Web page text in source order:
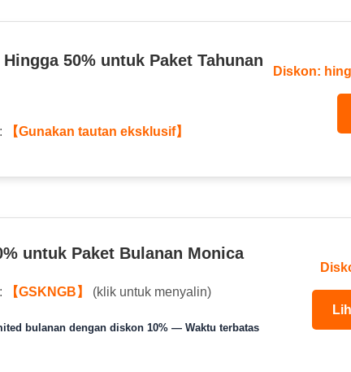
50% untuk Paket Tahunan
【Gunakan tautan eksklusif】
Diskon:
untuk Paket Bulanan Monica
【GSKNGB】 (klik untuk menyalin)
bulanan dengan diskon 10% — Waktu terbatas